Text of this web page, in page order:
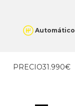
Automático
PRECIO31.990€